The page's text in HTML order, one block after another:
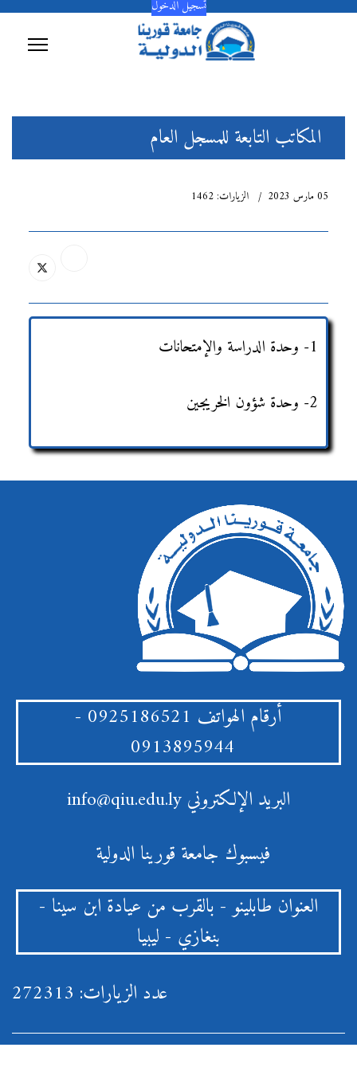
تسجيل الدخول
المكاتب التابعة للمسجل العام
05 مارس 2023 الزيارات: 1462
1- وحدة الدراسة والإمتحانات
2- وحدة شؤون الخريجين
أرقام الهواتف
0925186521 -
0913895944
البريد الإلكتروني
فيسبوك جامعة قورينا الدولية
العنوان طابلينو - بالقرب من عيادة ابن سينا -
بنغازي - ليبيا
عدد الزيارات: 272313